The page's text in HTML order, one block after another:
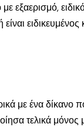
εξαερισμό,
είναι
με ένα δίκανο
τελικά